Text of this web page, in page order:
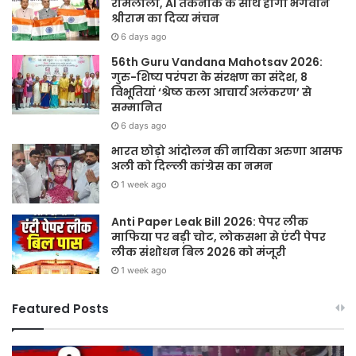
रामलीला, AI तकनीक के साथ होगा भगवान
श्रीराम का दिव्य मंचन
6 days ago
56th Guru Vandana Mahotsav 2026:
गुरु-शिष्य परंपरा के संरक्षण का संदेश, 8
विभूतियां ‘श्रेष्ठ कला आचार्य अलंकरण’ से
सम्मानित
6 days ago
भारत छोड़ो आंदोलन की नायिका अरुणा आसफ
अली को दिल्ली कांग्रेस का नमन
1 week ago
Anti Paper Leak Bill 2026: पेपर लीक
माफिया पर बड़ी चोट, लोकसभा से एंटी पेपर
लीक संशोधन बिल 2026 को मंजूरी
1 week ago
Featured Posts
Sawan
हर